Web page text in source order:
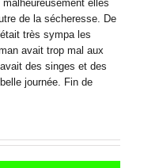
elles
de la sécheresse. De
très sympa les
avait trop mal aux
des singes et des
journée. Fin de